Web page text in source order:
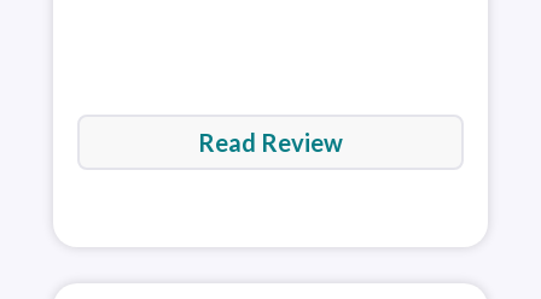
Read Review